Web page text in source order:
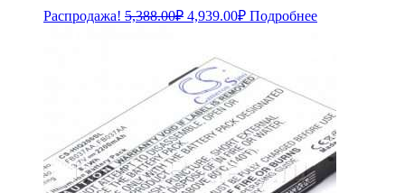
Распродажа! 5,388.00₽ Первоначальная
5,388.00₽.
4,939.00₽Текущая
цена:
Подробнее